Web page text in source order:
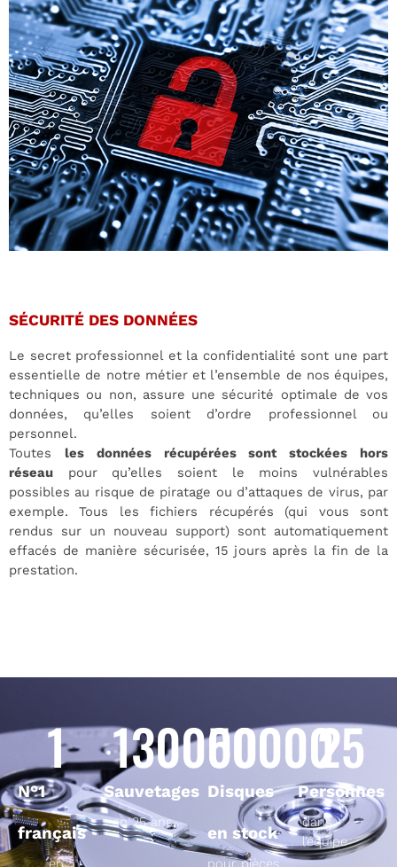
SÉCURITÉ DES DONNÉES
Le secret professionnel et la confidentialité sont une part
essentielle de notre métier et l’ensemble de nos équipes,
techniques ou non, assure une sécurité optimale de vos
données, qu’elles soient d’ordre professionnel ou
personnel.
Toutes les données récupérées sont stockées hors
réseau pour qu’elles soient le moins vulnérables
possibles au risque de piratage ou d’attaques de virus, par
exemple. Tous les fichiers récupérés (qui vous sont
rendus sur un nouveau support) sont automatiquement
effacés de manière sécurisée, 15 jours après la fin de la
prestation.
N°1
français
1
en
Sauvetages
130000
en 25 ans
Disques
en stock
50000
pour pièces
Personnes
25
dans
l’équipe